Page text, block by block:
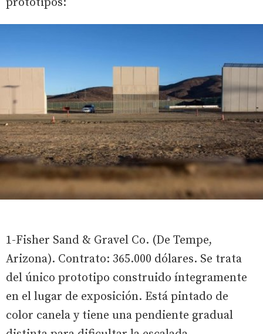
1-Fisher Sand & Gravel Co. (De Tempe,
Arizona). Contrato: 365.000 dólares. Se trata
del único prototipo construido íntegramente
en el lugar de exposición. Está pintado de
color canela y tiene una pendiente gradual